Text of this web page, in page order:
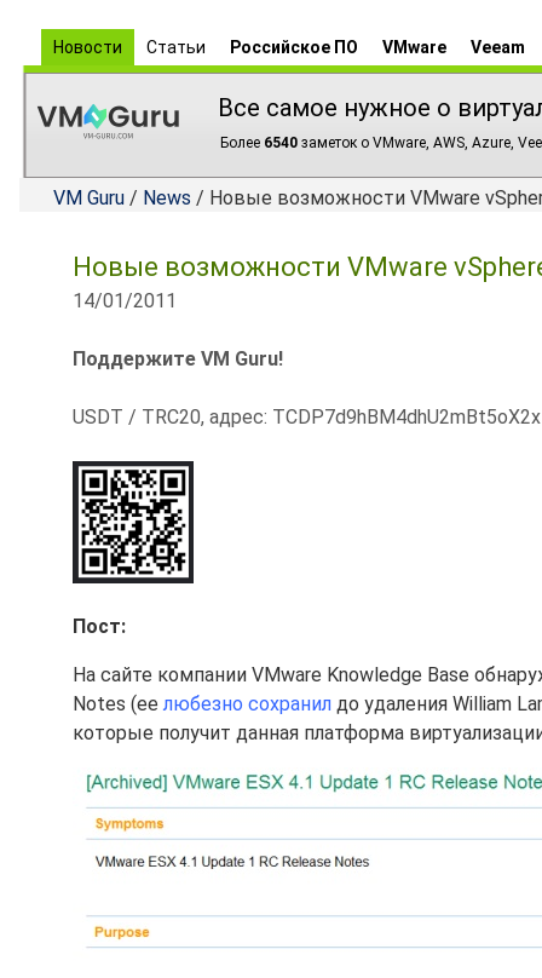
Новости Статьи Российское ПО VMware Veeam
Все самое нужное о
Более 6540 заметок о VMware, AWS, Azure,
VM Guru / News / Новые возможности VMware
Новые возможности VMware
14/01/2011
Поддержите VM Guru!
USDT / TRC20, адрес:
Пост:
На сайте компании VMware Knowledge Base
Notes (еелюбезно сохранил до удаления William
которые получит данная платформа